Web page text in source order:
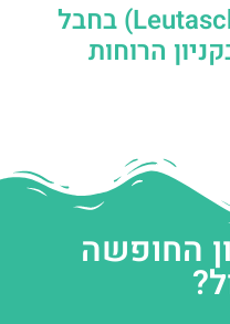
נקיק לויטאש (Leutaschklamm) בחבל
הרוחות
החופשה